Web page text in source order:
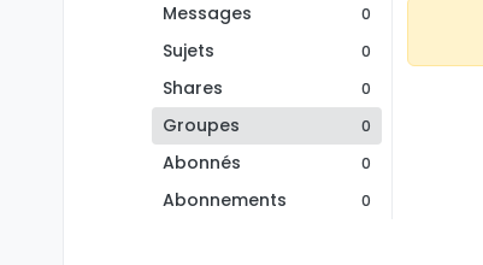
Messages
0
Sujets 0
Shares 0
Groupes 0
Abonnés 0
Abonnements 0